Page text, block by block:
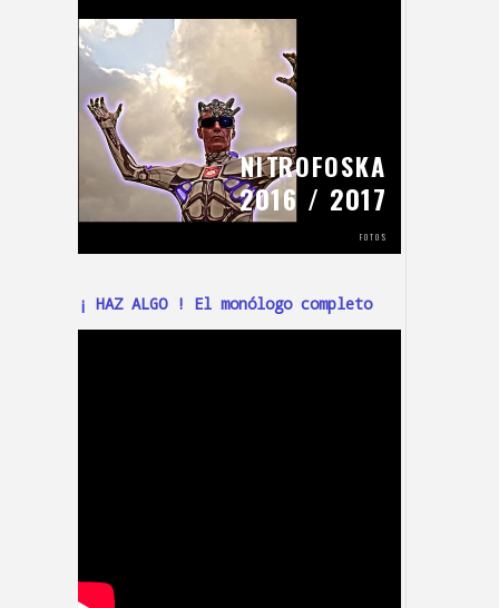
¡ HAZ ALGO ! El monólogo completo